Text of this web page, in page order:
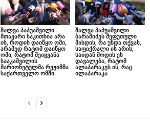
შალვა პაპუაშვილი –
მთავარი საკითხია არა
ის, როდის დაიწყო ომი,
არამედ რატომ დაიწყო
ომი, რატომ შეიყვანა
სააკაშვილის
მარიონეტულმა რეჟიმმა
საქართველო ომში
შალვა პაპუაშვილი –
ბარამიძეს შეფუთული
მისდის, რა უნდა თქვას,
საფიქრალი ის არის,
საიდან მოდის ეს
დავალება, რატომ
ალაპარაკეს ის, რაც
ილაპარაკა